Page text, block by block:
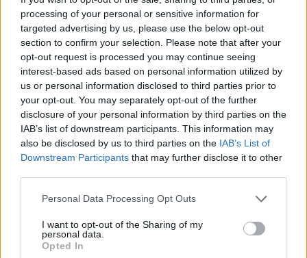
processing of your personal or sensitive information for
targeted advertising by us, please use the below opt-out
section to confirm your selection. Please note that after your
opt-out request is processed you may continue seeing
interest-based ads based on personal information utilized by
us or personal information disclosed to third parties prior to
your opt-out. You may separately opt-out of the further
disclosure of your personal information by third parties on the
IAB’s list of downstream participants. This information may
also be disclosed by us to third parties on the IAB’s List of
Downstream Participants that may further disclose it to other
Please note that this website/app uses one or more Google
not limited to your visit or usage behaviour. You may click to
grant or deny consent to Google and its third-party tags to
use your data for below specified purposes in below Google
Personal Data Processing Opt Outs
I want to opt-out of the Sharing of my
personal data.
Opted In
Inviaci le tue segnalazioni,
i tuoi video e le tue foto
Su WhatsApp al numero +39
345 356 7512
Ricevi le nostre ultime news